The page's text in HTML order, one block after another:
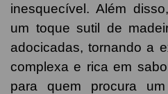
inesquecível. Além
um toque sutil de
adocicadas, tornando a
complexa e rica em
para quem procura